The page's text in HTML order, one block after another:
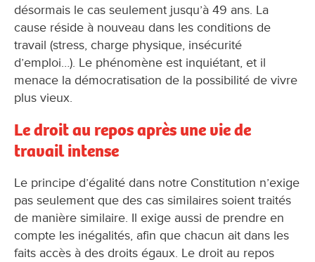
désormais le cas seulement jusqu’à 49 ans. La
cause réside à nouveau dans les conditions de
travail (stress, charge physique, insécurité
d’emploi…). Le phénomène est inquiétant, et il
menace la démocratisation de la possibilité de vivre
plus vieux.
Le droit au repos après une vie de
travail intense
Le principe d’égalité dans notre Constitution n’exige
pas seulement que des cas similaires soient traités
de manière similaire. Il exige aussi de prendre en
compte les inégalités, afin que chacun ait dans les
faits accès à des droits égaux. Le droit au repos